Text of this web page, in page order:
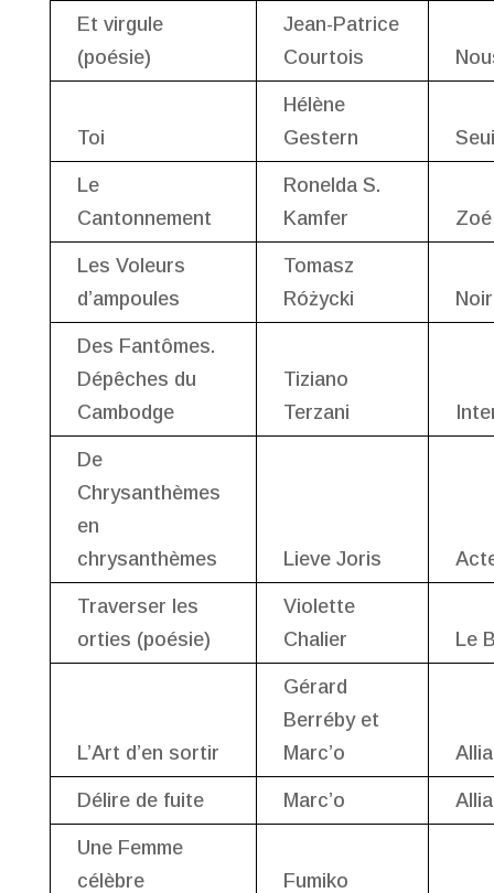
Et virgule
(poésie)
Jean-Patrice
Courtois
Toi
Hélène
Gestern
Le
Cantonnement
Ronelda S.
Kamfer
Zoé
Les Voleurs
d’ampoules
Tomasz
Różycki
Des Fantômes.
Dépêches du
Cambodge
Tiziano
Terzani
De
Chrysanthèmes
en
chrysanthèmes
Lieve Joris
Traverser les
orties (poésie)
Violette
Chalier
Le
L’Art d’en sortir
Gérard
Berréby et
Marc’o
Allia
Délire de fuite Marc’o Allia
Une Femme
célèbre
Fumiko